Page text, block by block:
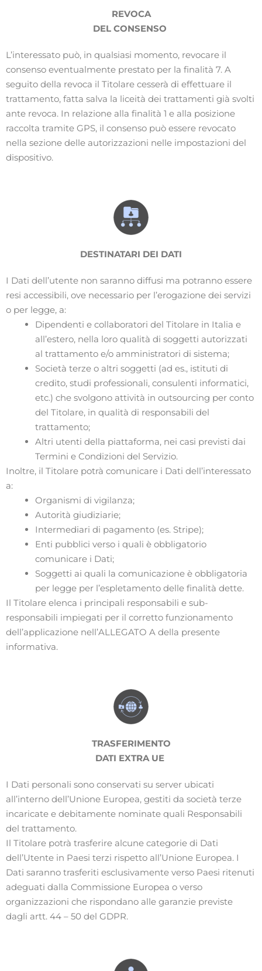
REVOCA
DEL CONSENSO
L’interessato può, in qualsiasi momento, revocare il
consenso eventualmente prestato per la finalità 7. A
seguito della revoca il Titolare cesserà di effettuare il
trattamento, fatta salva la liceità dei trattamenti già svolti
ante revoca. In relazione alla finalità 1 e alla posizione
raccolta tramite GPS, il consenso può essere revocato
nella sezione delle autorizzazioni nelle impostazioni del
dispositivo.
DESTINATARI DEI DATI
I Dati dell’utente non saranno diffusi ma potranno essere
resi accessibili, ove necessario per l’erogazione dei servizi
o per legge, a:
Dipendenti e collaboratori del Titolare in Italia e
all’estero, nella loro qualità di soggetti autorizzati
al trattamento e/o amministratori di sistema;
Società terze o altri soggetti (ad es., istituti di
credito, studi professionali, consulenti informatici,
etc.) che svolgono attività in outsourcing per conto
del Titolare, in qualità di responsabili del
trattamento;
Altri utenti della piattaforma, nei casi previsti dai
Termini e Condizioni del Servizio.
Inoltre, il Titolare potrà comunicare i Dati dell’interessato
a:
Organismi di vigilanza;
Autorità giudiziarie;
Intermediari di pagamento (es. Stripe);
Enti pubblici verso i quali è obbligatorio
comunicare i Dati;
Soggetti ai quali la comunicazione è obbligatoria
per legge per l’espletamento delle finalità dette.
Il Titolare elenca i principali responsabili e sub-
responsabili impiegati per il corretto funzionamento
dell’applicazione nell’ALLEGATO A della presente
informativa.
TRASFERIMENTO
DATI EXTRA UE
I Dati personali sono conservati su server ubicati
all’interno dell’Unione Europea, gestiti da società terze
incaricate e debitamente nominate quali Responsabili
del trattamento.
Il Titolare potrà trasferire alcune categorie di Dati
dell’Utente in Paesi terzi rispetto all’Unione Europea. I
Dati saranno trasferiti esclusivamente verso Paesi ritenuti
adeguati dalla Commissione Europea o verso
organizzazioni che rispondano alle garanzie previste
dagli artt. 44 – 50 del GDPR.